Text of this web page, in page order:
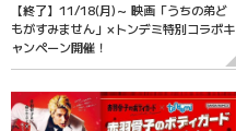
【終了】11/18(月)～ 映画「うちの弟ど
もがすみません」×トンデミ特別コラボキ
ャンペーン開催！